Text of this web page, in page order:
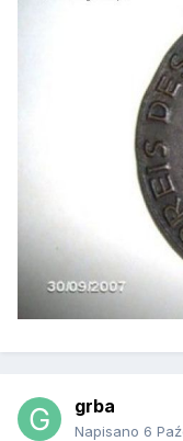
grba
Napisano 6